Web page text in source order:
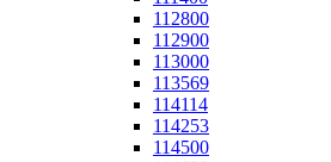
112800
112900
113000
113569
114114
114253
114500